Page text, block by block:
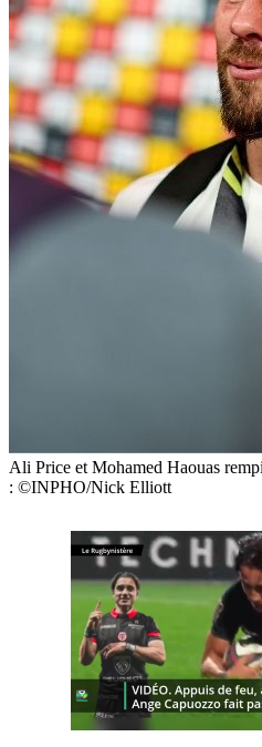
Ali Price et Mohamed Haouas
: ©INPHO/Nick Elliott